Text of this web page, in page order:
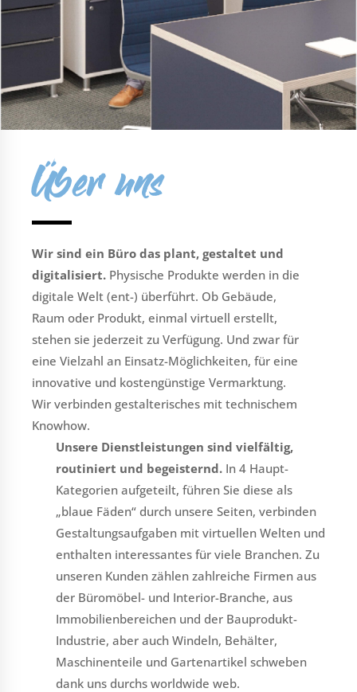
Über uns
Wir sind ein Büro das plant, gestaltet und
digitalisiert. Physische Produkte werden in die
digitale Welt (ent-) überführt. Ob Gebäude,
Raum oder Produkt, einmal virtuell erstellt,
stehen sie jederzeit zu Verfügung. Und zwar für
eine Vielzahl an Einsatz-Möglichkeiten, für eine
innovative und kostengünstige Vermarktung.
Wir verbinden gestalterisches mit technischem
Knowhow.
Unsere Dienstleistungen sind vielfältig,
routiniert und begeisternd. In 4 Haupt-
Kategorien aufgeteilt, führen Sie diese als
„blaue Fäden“ durch unsere Seiten, verbinden
Gestaltungsaufgaben mit virtuellen Welten und
enthalten interessantes für viele Branchen. Zu
unseren Kunden zählen zahlreiche Firmen aus
der Büromöbel- und Interior-Branche, aus
Immobilienbereichen und der Bauprodukt-
Industrie, aber auch Windeln, Behälter,
Maschinenteile und Gartenartikel schweben
dank uns durchs worldwide web.